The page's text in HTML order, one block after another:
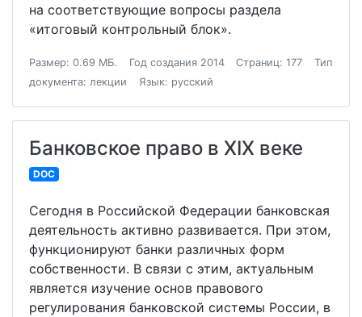
на соответствующие вопросы раздела
«итоговый контрольный блок».
Размер: 0.69 МБ. Год создания 2014 Страниц: 177
Тип
документа: лекции
Язык: русский
Банковское право в XIX веке
DOC
Сегодня в Российской Федерации банковская
деятельность активно развивается. При этом,
функционируют банки различных форм
собственности. В связи с этим, актуальным
является изучение основ правового
регулирования банковской системы России, в